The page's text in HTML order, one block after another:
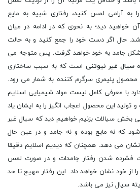
به آرامی لمس کنید، رفتاری شبیه به مایع
خواهید دید؛ به نحوی که در ادامه در میان
حال اگر دست خود را جمع کنید و به حالت
شکل جامد به خود خواهد گرفت. پس متوجه می
سیال غیر نیوتنی است که به سبب ساختاری
پلیمری سرگرم کننده به شمار می رود.
با معرفی کامل لیست مواد شیمیایی اسلایم
این محصول اعجاب انگیز را به ایشان یاد
سیالات بزنیم خواهیم دید که سیال غیر
که نه مایع بوده و نه جامد و در عین حال
می دهد. همچنان که دیدیم اسلایم دقیقا
فشرده شدن رفتار جامدات و در صورت لمس
از خود نشان خواهد داد. این رفتار مهیج تا حد
سیال نیز می باشد.